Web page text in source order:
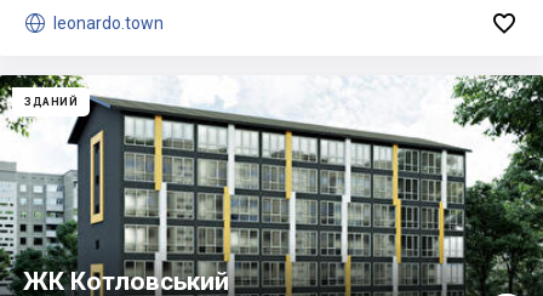
 leonardo.town 
ЗДАНИЙ
ЖК Котловський